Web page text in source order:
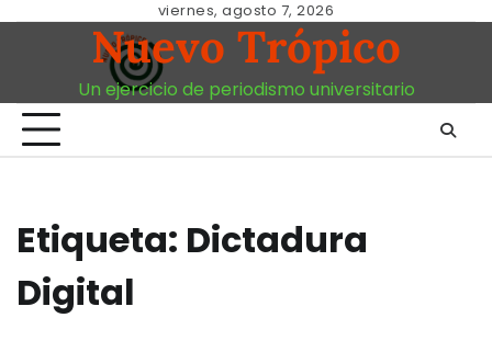
viernes, agosto 7, 2026
Nuevo Trópico
Un ejercicio de periodismo universitario
Etiqueta: Dictadura
Digital